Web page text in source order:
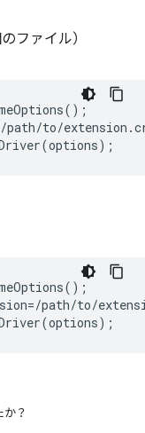
ファイル）
();
/path/to/
(options);
();
=/path/to/
(options);
？